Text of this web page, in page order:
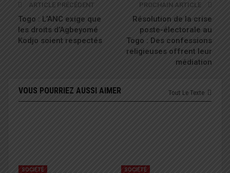
ARTICLE PRÉCÉDENT
Togo : L’ANC exige que
les droits d’Agbeyomé
Kodjo soient respectés
PROCHAIN ARTICLE
Résolution de la crise
poste-électorale au
Togo : Des confessions
religieuses offrent leur
médiation
Tout Le Texte
VOUS POURRIEZ AUSSI AIMER
SOCIÉTÉ SOCIÉTÉ